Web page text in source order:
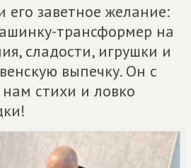
заветное желание:
трансформер на
сладости, игрушки и
выпечку. Он с
стихи и ловко